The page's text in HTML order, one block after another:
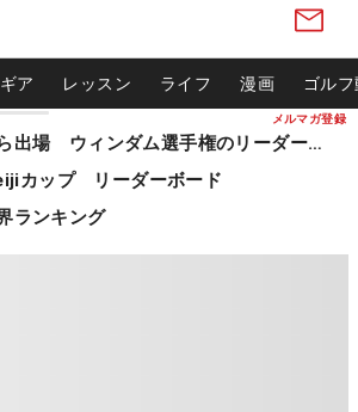
メルマガ登録
ギア レッスン ライフ 漫画 ゴル
松山英樹ら出場 ウィンダム選手権のリーダーボード
カップ リーダーボード
ランキング